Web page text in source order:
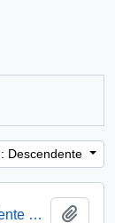
Descendente
[Carta del Presidente del Comité Ejecutivo de Amnistía Internacional dirigida al Presidente Patricio Aylwin]